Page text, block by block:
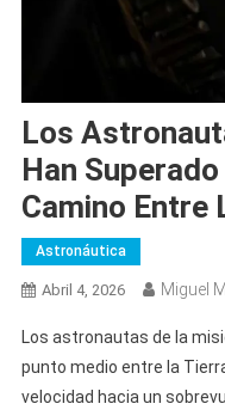
Los
Han
Camino Entre
Astronáutica
Abril 4, 2026 Miguel
Los astronautas de la
punto medio entre la
velocidad hacia un